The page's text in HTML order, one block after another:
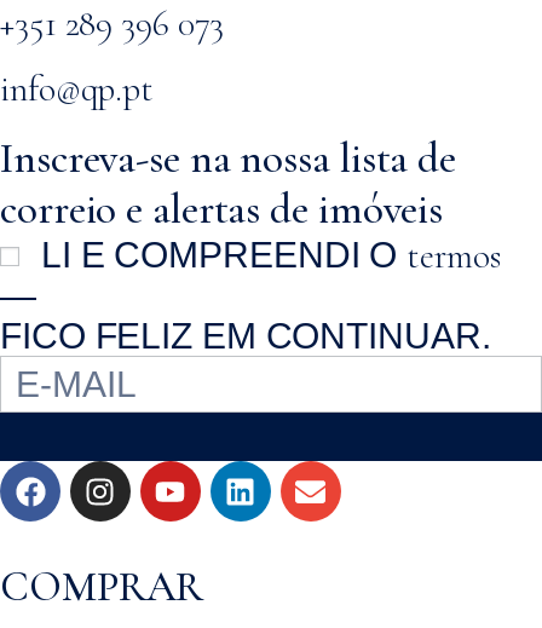
+351 289 396 073
info@qp.pt
Inscreva-se na nossa lista de
correio e alertas de imóveis
LI E COMPREENDI O termos
—
FICO FELIZ EM CONTINUAR.
COMPRAR